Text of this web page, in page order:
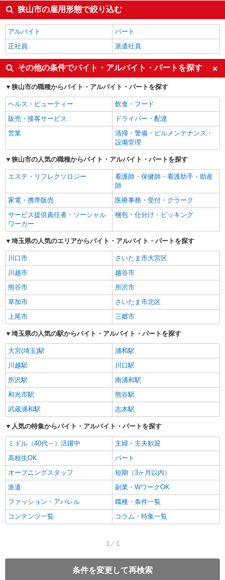
狭山市の雇用形態で絞り込む
アルバイト
パート
正社員
派遣社員
その他の条件でバイト・アルバイト・パートを探す
狭山市の職種からバイト・アルバイト・パートを探す
ヘルス・ビューティー
飲食・フード
販売・接客サービス
ドライバー・配達
営業
清掃・警備・ビルメンテナンス・
設備管理
狭山市の人気の職種からバイト・アルバイト・パートを探す
エステ・リフレクソロジー
看護師・保健師・看護助手・助産
師
家電・携帯販売
医療事務・受付・クラーク
サービス提供責任者・ソーシャル
ワーカー
梱包・仕分け・ピッキング
埼玉県の人気のエリアからバイト・アルバイト・パートを探す
川口市
さいたま市大宮区
川越市
越谷市
熊谷市
所沢市
草加市
さいたま市北区
上尾市
三郷市
埼玉県の人気の駅からバイト・アルバイト・パートを探す
大宮(埼玉)駅
浦和駅
川越駅
川口駅
所沢駅
南浦和駅
和光市駅
熊谷駅
武蔵浦和駅
志木駅
人気の特集からバイト・アルバイト・パートを探す
ミドル（40代～）活躍中
主婦・主夫歓迎
高校生OK
パート
オープニングスタッフ
短期（3ヶ月以内）
派遣
副業・WワークOK
ファッション・アパレル
職種・条件一覧
コンテンツ一覧
コラム・特集一覧
1／1
条件を変更して再検索